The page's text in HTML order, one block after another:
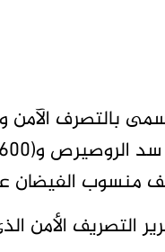
بالتصرف الآمن